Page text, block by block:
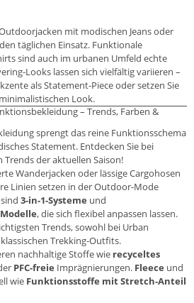
mit modischen Jeans oder
täglichen Einsatz. Funktionale
sind auch im urbanen Umfeld echte
Looks lassen sich vielfältig variieren –
als Statement-Piece oder setzen Sie
Look.
– Trends, Farben &
sprengt das reine Funktionsschema
Statement. Entdecken Sie bei
der aktuellen Saison!
Wanderjacken oder lässige Cargohosen
Linien setzen in der Outdoor-Mode
3-in-1-Systeme und
, die sich flexibel anpassen lassen.
Trends, sowohl bei Urban
Trekking-Outfits.
nachhaltige Stoffe wie recyceltes
PFC-freie Imprägnierungen. Fleece und
wie Funktionsstoffe mit Stretch-Anteil